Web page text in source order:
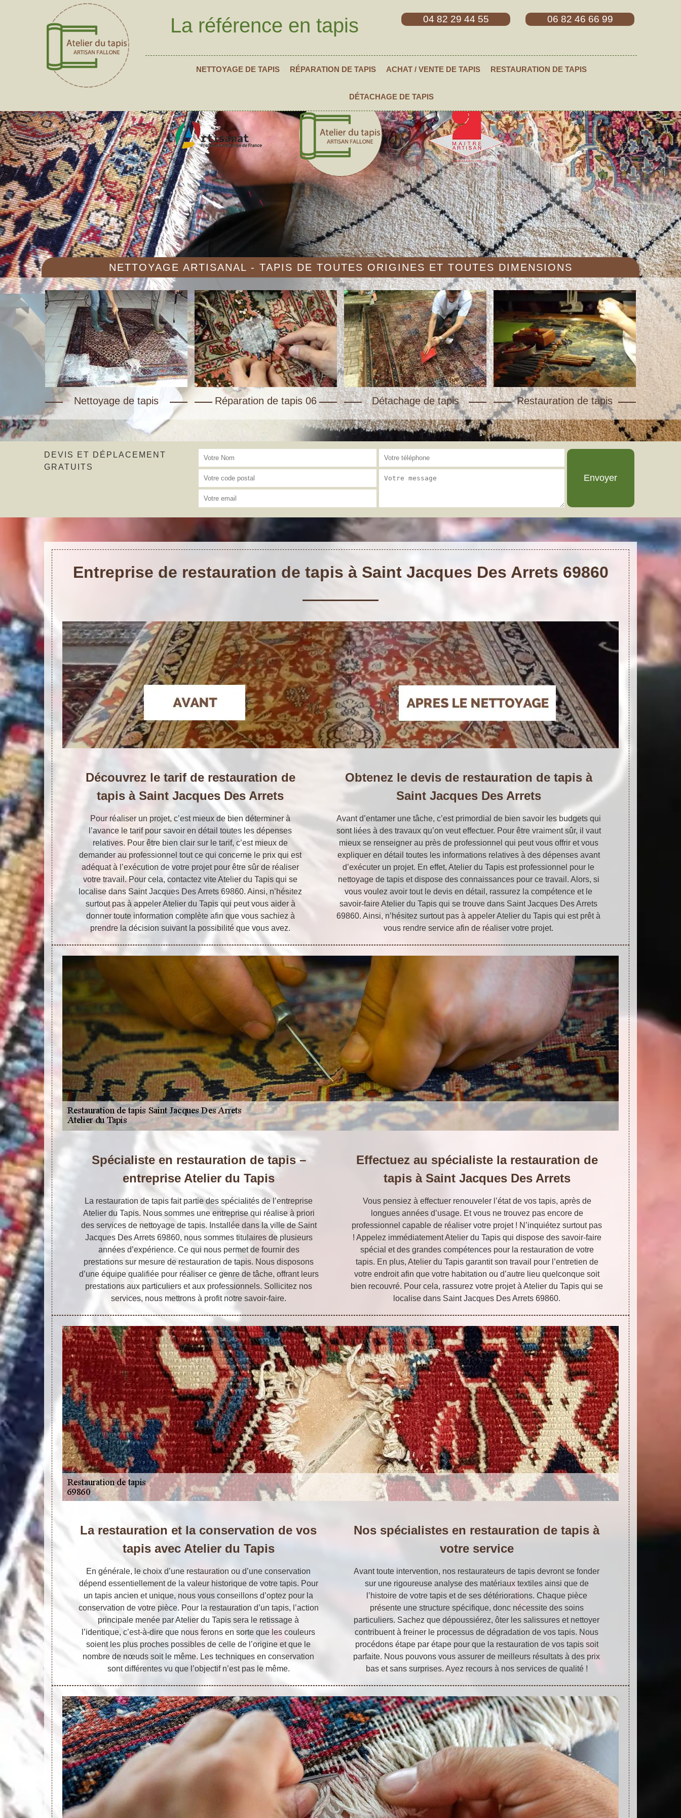
La référence en tapis 04 82 29 44 55 06 82 46 66 99
NETTOYAGE DE TAPIS RÉPARATION DE TAPIS ACHAT / VENTE DE TAPIS RESTAURATION DE TAPIS
DÉTACHAGE DE TAPIS
NETTOYAGE ARTISANAL - TAPIS DE TOUTES ORIGINES ET TOUTES DIMENSIONS
Nettoyage de tapis Réparation de tapis 06 Détachage de tapis Restauration de tapis
DEVIS ET DÉPLACEMENT
GRATUITS
Entreprise de restauration de tapis à Saint Jacques Des Arrets 69860
Découvrez le tarif de restauration de
tapis à Saint Jacques Des Arrets
Pour réaliser un projet, c’est mieux de bien déterminer à
l’avance le tarif pour savoir en détail toutes les dépenses
relatives. Pour être bien clair sur le tarif, c’est mieux de
demander au professionnel tout ce qui concerne le prix qui est
adéquat à l’exécution de votre projet pour être sûr de réaliser
votre travail. Pour cela, contactez vite Atelier du Tapis qui se
localise dans Saint Jacques Des Arrets 69860. Ainsi, n’hésitez
surtout pas à appeler Atelier du Tapis qui peut vous aider à
donner toute information complète afin que vous sachiez à
prendre la décision suivant la possibilité que vous avez.
Obtenez le devis de restauration de tapis à
Saint Jacques Des Arrets
Avant d’entamer une tâche, c’est primordial de bien savoir les budgets qui
sont liées à des travaux qu’on veut effectuer. Pour être vraiment sûr, il vaut
mieux se renseigner au près de professionnel qui peut vous offrir et vous
expliquer en détail toutes les informations relatives à des dépenses avant
d’exécuter un projet. En effet, Atelier du Tapis est professionnel pour le
nettoyage de tapis et dispose des connaissances pour ce travail. Alors, si
vous voulez avoir tout le devis en détail, rassurez la compétence et le
savoir-faire Atelier du Tapis qui se trouve dans Saint Jacques Des Arrets
69860. Ainsi, n’hésitez surtout pas à appeler Atelier du Tapis qui est prêt à
vous rendre service afin de réaliser votre projet.
Spécialiste en restauration de tapis –
entreprise Atelier du Tapis
La restauration de tapis fait partie des spécialités de l’entreprise
Atelier du Tapis. Nous sommes une entreprise qui réalise à priori
des services de nettoyage de tapis. Installée dans la ville de Saint
Jacques Des Arrets 69860, nous sommes titulaires de plusieurs
années d’expérience. Ce qui nous permet de fournir des
prestations sur mesure de restauration de tapis. Nous disposons
d’une équipe qualifiée pour réaliser ce genre de tâche, offrant leurs
prestations aux particuliers et aux professionnels. Sollicitez nos
services, nous mettrons à profit notre savoir-faire.
Effectuez au spécialiste la restauration de
tapis à Saint Jacques Des Arrets
Vous pensiez à effectuer renouveler l’état de vos tapis, après de
longues années d’usage. Et vous ne trouvez pas encore de
professionnel capable de réaliser votre projet ! N’inquiétez surtout pas
! Appelez immédiatement Atelier du Tapis qui dispose des savoir-faire
spécial et des grandes compétences pour la restauration de votre
tapis. En plus, Atelier du Tapis garantit son travail pour l’entretien de
votre endroit afin que votre habitation ou d’autre lieu quelconque soit
bien recouvré. Pour cela, rassurez votre projet à Atelier du Tapis qui se
localise dans Saint Jacques Des Arrets 69860.
La restauration et la conservation de vos
tapis avec Atelier du Tapis
En générale, le choix d’une restauration ou d’une conservation
dépend essentiellement de la valeur historique de votre tapis. Pour
un tapis ancien et unique, nous vous conseillons d’optez pour la
conservation de votre pièce. Pour la restauration d’un tapis, l’action
principale menée par Atelier du Tapis sera le retissage à
l’identique, c’est-à-dire que nous ferons en sorte que les couleurs
soient les plus proches possibles de celle de l’origine et que le
nombre de nœuds soit le même. Les techniques en conservation
sont différentes vu que l’objectif n’est pas le même.
Nos spécialistes en restauration de tapis à
votre service
Avant toute intervention, nos restaurateurs de tapis devront se fonder
sur une rigoureuse analyse des matériaux textiles ainsi que de
l’histoire de votre tapis et de ses détériorations. Chaque pièce
présente une structure spécifique, donc nécessite des soins
particuliers. Sachez que dépoussiérez, ôter les salissures et nettoyer
contribuent à freiner le processus de dégradation de vos tapis. Nous
procédons étape par étape pour que la restauration de vos tapis soit
parfaite. Nous pouvons vous assurer de meilleurs résultats à des prix
bas et sans surprises. Ayez recours à nos services de qualité !